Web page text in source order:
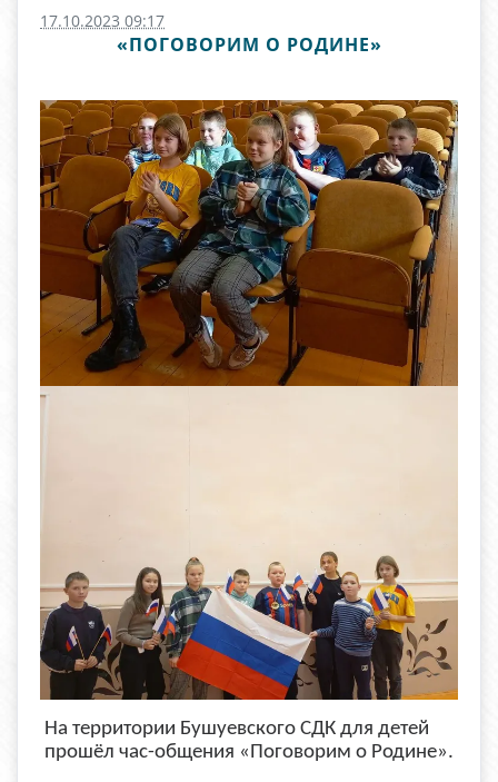
17.10.2023 09:17
«ПОГОВОРИМ О РОДИНЕ»
На территории Бушуевского СДК для детей
прошёл час-общения «Поговорим о Родине».